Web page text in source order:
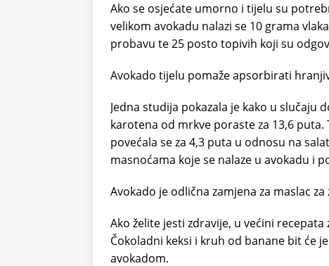
Ako se osjećate umorno i tijelu su
velikom avokadu nalazi se 10 grama
probavu te 25 posto topivih koji su
Avokado tijelu pomaže apsorbirati
Jedna studija pokazala je kako u slučaju
karotena od mrkve poraste za 13,6
povećala se za 4,3 puta u odnosu na
masnoćama koje se nalaze u avokadu i
Avokado je odlična zamjena za maslac
Ako želite jesti zdravije, u većini
Čokoladni keksi i kruh od banane bit će
avokadom.